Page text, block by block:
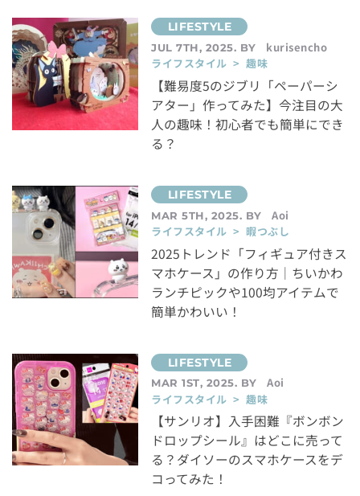
JUL 7TH, 2025. BY
kurisencho
ライフスタイル > 趣味
【難易度5のジブリ「ペーパーシ
アター」作ってみた】今注目の大
人の趣味！初心者でも簡単にでき
る？
MAR 5TH, 2025. BY
Aoi
ライフスタイル > 暇つぶし
2025トレンド「フィギュア付きス
マホケース」の作り方｜ちいかわ
ランチピックや100均アイテムで
簡単かわいい！
MAR 1ST, 2025. BY
Aoi
ライフスタイル > 趣味
【サンリオ】入手困難『ボンボン
ドロップシール』はどこに売って
る？ダイソーのスマホケースをデ
コってみた！